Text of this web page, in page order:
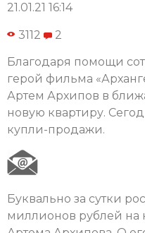
21.01.21 16:14
3112 2
Благодаря помощи
герой фильма
Артем Архипов в
новую квартиру.
купли-продажи.
Буквально за сутки
миллионов рублей на